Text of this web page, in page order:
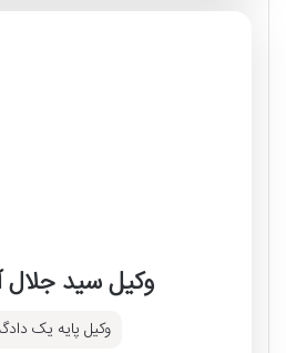
وکیل سید جلال
وکیل پایه یک